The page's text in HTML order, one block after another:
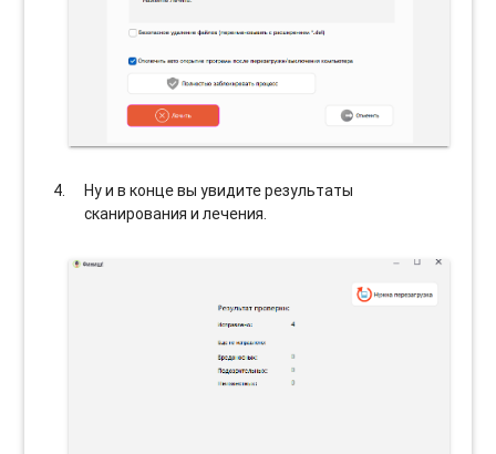
Ну и в конце вы увидите результаты
сканирования и лечения.